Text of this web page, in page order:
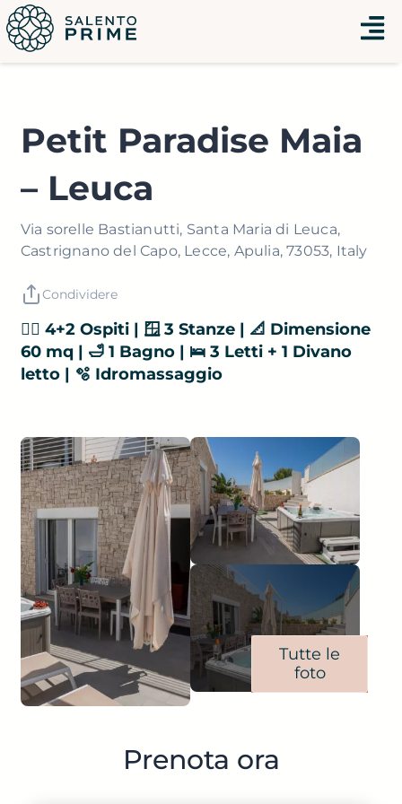
Vai
al
contenuto
Menu
Petit Paradise Maia
– Leuca
Via sorelle Bastianutti, Santa Maria di Leuca,
Castrignano del Capo, Lecce, Apulia, 73053, Italy
Condividere
👯‍♂️ 4+2 Ospiti | 🪟 3 Stanze | 📐 Dimensione
60 mq | 🛁 1 Bagno | 🛌 3 Letti + 1 Divano
letto | 🫧 Idromassaggio
Tutte le
foto
Prenota ora